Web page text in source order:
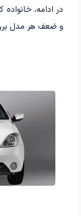
در ادامه،
و ضعف هر مدل